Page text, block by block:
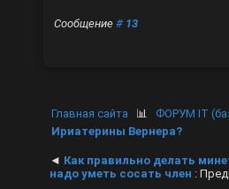
Сообщение# 13
Главная сайта 📊 ФОРУМ IT
Ириатерины Вернера?
◄ Как правильно делать
надо уметь сосать член :